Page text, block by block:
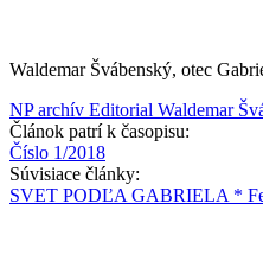
Waldemar Švábenský, otec
NP archív Editorial Waldemar
Článok patrí k časopisu:
Číslo 1/2018
Súvisiace články:
SVET PODĽA GABRIELA *